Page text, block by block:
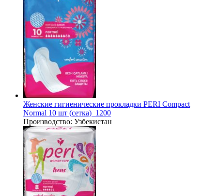
Женские гигиенические прокладки PERI Compact
Normal 10 шт (сетка)_1200
Производство: Узбекистан